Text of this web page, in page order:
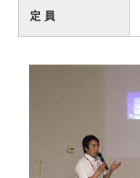
定 員